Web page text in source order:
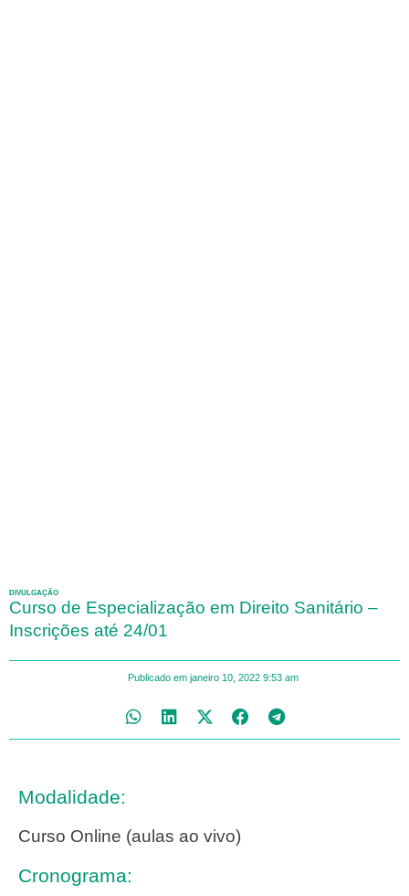
DIVULGAÇÃO
Curso de Especialização em Direito Sanitário –
Inscrições até 24/01
Publicado em janeiro 10, 2022 9:53 am
Modalidade:
Curso Online (aulas ao vivo)
Cronograma: